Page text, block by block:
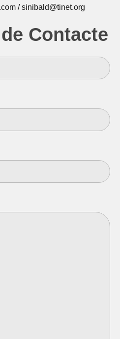
/ sinibald@tinet.org
Contacte